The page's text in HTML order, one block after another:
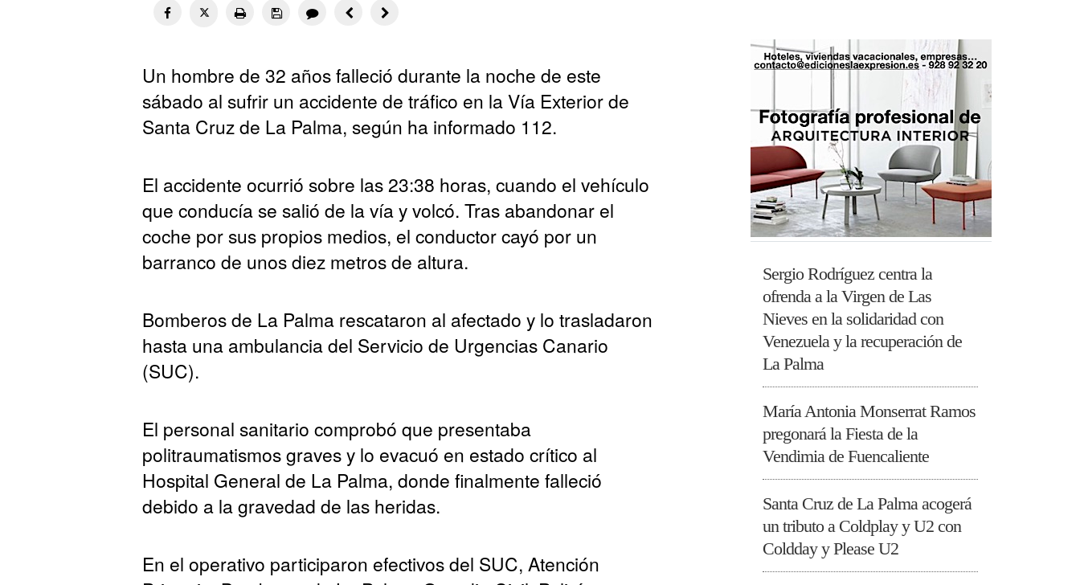
Un hombre de 32 años falleció durante la noche de este
sábado al sufrir un accidente de tráfico en la Vía Exterior de
Santa Cruz de La Palma, según ha informado 112.
El accidente ocurrió sobre las 23:38 horas, cuando el vehículo
que conducía se salió de la vía y volcó. Tras abandonar el
coche por sus propios medios, el conductor cayó por un
barranco de unos diez metros de altura.
Bomberos de La Palma rescataron al afectado y lo trasladaron
hasta una ambulancia del Servicio de Urgencias Canario
(SUC).
El personal sanitario comprobó que presentaba
politraumatismos graves y lo evacuó en estado crítico al
Hospital General de La Palma, donde finalmente falleció
debido a la gravedad de las heridas.
En el operativo participaron efectivos del SUC, Atención
Sergio Rodríguez centra la
ofrenda a la Virgen de Las
Nieves en la solidaridad con
Venezuela y la recuperación de
La Palma
María Antonia Monserrat Ramos
pregonará la Fiesta de la
Vendimia de Fuencaliente
Santa Cruz de La Palma acogerá
un tributo a Coldplay y U2 con
Coldday y Please U2